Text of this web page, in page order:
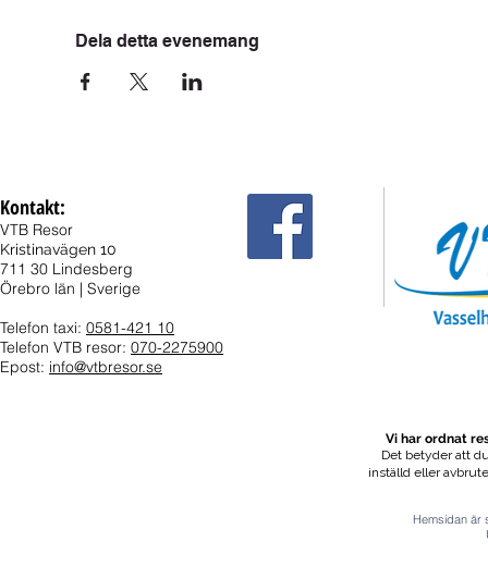
Dela detta evenemang
Kontakt:
VTB Resor
Kristinavägen 10
711 30 Lindesberg
Örebro län | Sverige
Telefon taxi: 0581-421 10
Telefon VTB resor: 070-2275900
Epost: info@vtbresor.se
Vi har ordnat
Det betyder att
inställd eller
Hemsidan